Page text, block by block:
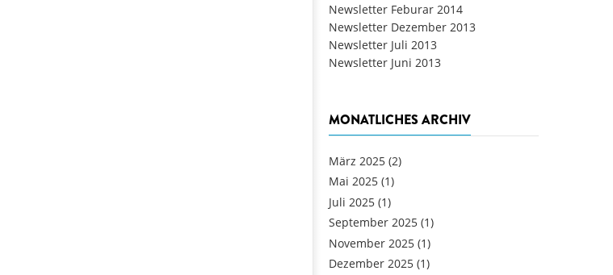
Newsletter Feburar 2014
Newsletter Dezember 2013
Newsletter Juli 2013
Newsletter Juni 2013
MONATLICHES ARCHIV
März 2025 (2)
Mai 2025 (1)
Juli 2025 (1)
September 2025 (1)
November 2025 (1)
Dezember 2025 (1)